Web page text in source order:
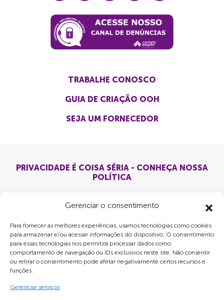
Gerenciar o consentimento
Para fornecer as melhores experiências, usamos tecnologias como cookies
para armazenar e/ou acessar informações do dispositivo. O consentimento
para essas tecnologias nos permitirá processar dados como
comportamento de navegação ou IDs exclusivos neste site. Não consentir
ou retirar o consentimento pode afetar negativamente certos recursos e
funções.
Gerenciar serviços
TRABALHE CONOSCO
GUIA DE CRIAÇÃO OOH
SEJA UM FORNECEDOR
PRIVACIDADE É COISA SÉRIA - CONHEÇA NOSSA
POLÍTICA